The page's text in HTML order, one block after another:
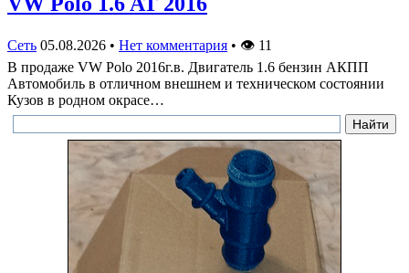
Сеть 05.08.2026 • Нет комментария • 👁 11
В продаже VW Polo 2016г.в. Двигатель 1.6 бензин АКПП
Автомобиль в отличном внешнем и техническом состоянии
Кузов в родном окрасе…